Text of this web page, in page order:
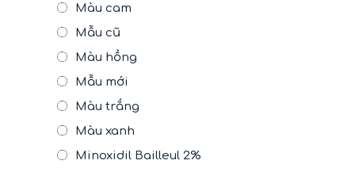
Màu cam
Mẫu cũ
Màu hồng
Mẫu mới
Màu trắng
Màu xanh
Minoxidil Bailleul 2%